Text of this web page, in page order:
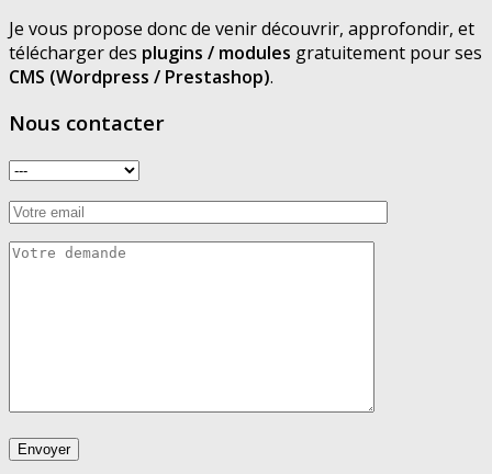
Je vous propose donc de venir découvrir, approfondir, et
télécharger des plugins / modules gratuitement pour ses
CMS (Wordpress / Prestashop).
Nous contacter